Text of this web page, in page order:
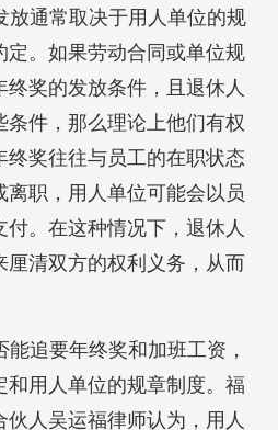
放通常取决于用人单位的规
定。如果劳动合同或单位规
奖的发放条件，且退休人
条件，那么理论上他们有权
终奖往往与员工的在职状态
职，用人单位可能会以员
。在这种情况下，退休人
厘清双方的权利义务，从而
追要年终奖和加班工资，
和用人单位的规章制度。福
人吴运福律师认为，用人